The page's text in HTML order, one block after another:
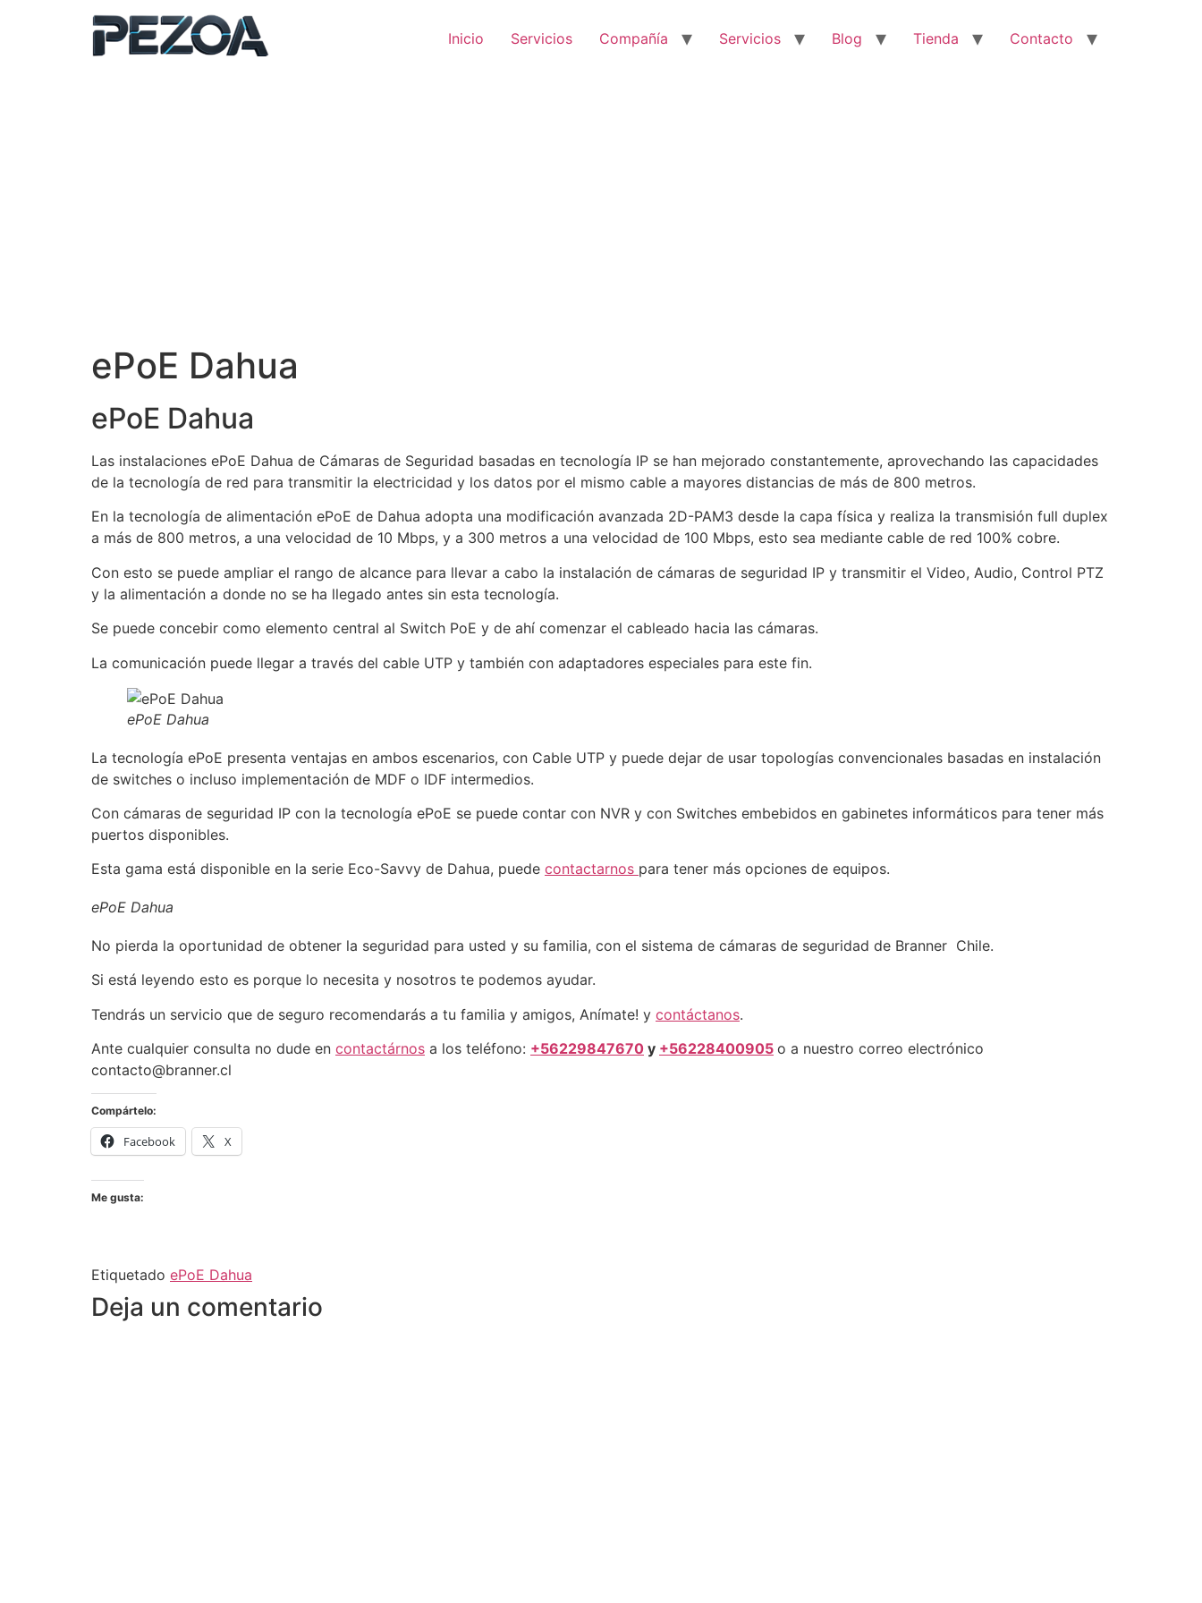
Inicio Servicios Compañía Servicios Blog Tienda Contacto
ePoE Dahua
ePoE Dahua
Las instalaciones ePoE Dahua de Cámaras de Seguridad basadas en tecnología IP se han mejorado constantemente, aprovechando las capacidades
de la tecnología de red para transmitir la electricidad y los datos por el mismo cable a mayores distancias de más de 800 metros.
En la tecnología de alimentación ePoE de Dahua adopta una modificación avanzada 2D-PAM3 desde la capa física y realiza la transmisión full duplex
a más de 800 metros, a una velocidad de 10 Mbps, y a 300 metros a una velocidad de 100 Mbps, esto sea mediante cable de red 100% cobre.
Con esto se puede ampliar el rango de alcance para llevar a cabo la instalación de cámaras de seguridad IP y transmitir el Video, Audio, Control PTZ
y la alimentación a donde no se ha llegado antes sin esta tecnología.
Se puede concebir como elemento central al Switch PoE y de ahí comenzar el cableado hacia las cámaras.
La comunicación puede llegar a través del cable UTP y también con adaptadores especiales para este fin.
ePoE Dahua
La tecnología ePoE presenta ventajas en ambos escenarios, con Cable UTP y puede dejar de usar topologías convencionales basadas en instalación
de switches o incluso implementación de MDF o IDF intermedios.
Con cámaras de seguridad IP con la tecnología ePoE se puede contar con NVR y con Switches embebidos en gabinetes informáticos para tener más
puertos disponibles.
Esta gama está disponible en la serie Eco-Savvy de Dahua, puede contactarnos para tener más opciones de equipos.
ePoE Dahua
No pierda la oportunidad de obtener la seguridad para usted y su familia, con el sistema de cámaras de seguridad de Branner Chile.
Si está leyendo esto es porque lo necesita y nosotros te podemos ayudar.
Tendrás un servicio que de seguro recomendarás a tu familia y amigos, Anímate! y contáctanos.
Ante cualquier consulta no dude en contactárnos a los teléfono: +56229847670 y +56228400905 o a nuestro correo electrónico
contacto@branner.cl
Compártelo:
Facebook X
Me gusta:
Etiquetado ePoE Dahua
Deja un comentario